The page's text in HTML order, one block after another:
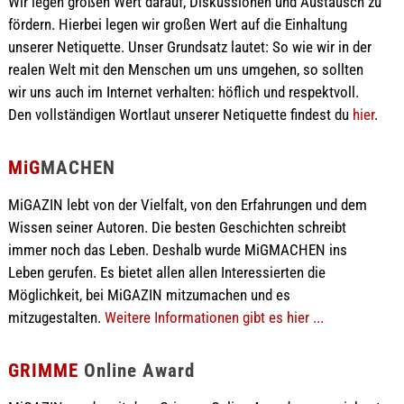
fördern. Hierbei legen wir großen Wert auf die Einhaltung
unserer Netiquette. Unser Grundsatz lautet: So wie wir in der
realen Welt mit den Menschen um uns umgehen, so sollten
wir uns auch im Internet verhalten: höflich und respektvoll.
Den vollständigen Wortlaut unserer Netiquette findest du hier.
MiGMACHEN
MiGAZIN lebt von der Vielfalt, von den Erfahrungen und dem
Wissen seiner Autoren. Die besten Geschichten schreibt
immer noch das Leben. Deshalb wurde MiGMACHEN ins
Leben gerufen. Es bietet allen allen Interessierten die
Möglichkeit, bei MiGAZIN mitzumachen und es
mitzugestalten. Weitere Informationen gibt es hier ...
GRIMME Online Award